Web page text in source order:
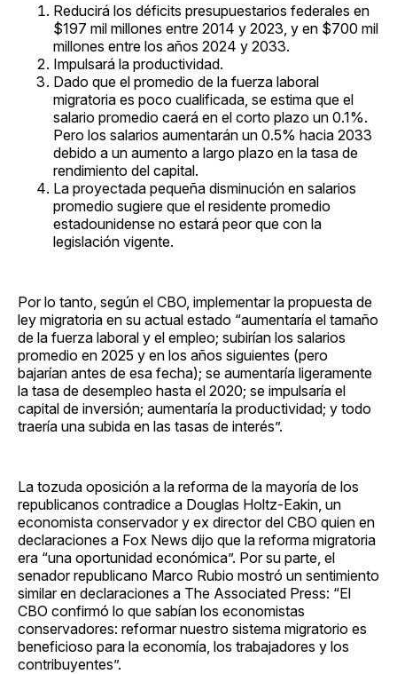
Reducirá los déficits presupuestarios federales en
$197 mil millones entre 2014 y 2023, y en $700 mil
millones entre los años 2024 y 2033.
Impulsará la productividad.
Dado que el promedio de la fuerza laboral
migratoria es poco cualificada, se estima que el
salario promedio caerá en el corto plazo un 0.1%.
Pero los salarios aumentarán un 0.5% hacia 2033
debido a un aumento a largo plazo en la tasa de
rendimiento del capital.
La proyectada pequeña disminución en salarios
promedio sugiere que el residente promedio
estadounidense no estará peor que con la
legislación vigente.
Por lo tanto, según el CBO, implementar la propuesta de
ley migratoria en su actual estado “aumentaría el tamaño
de la fuerza laboral y el empleo; subirían los salarios
promedio en 2025 y en los años siguientes (pero
bajarían antes de esa fecha); se aumentaría ligeramente
la tasa de desempleo hasta el 2020; se impulsaría el
capital de inversión; aumentaría la productividad; y todo
traería una subida en las tasas de interés”.
La tozuda oposición a la reforma de la mayoría de los
republicanos contradice a Douglas Holtz-Eakin, un
economista conservador y ex director del CBO quien en
declaraciones a Fox News dijo que la reforma migratoria
era “una oportunidad económica”. Por su parte, el
senador republicano Marco Rubio mostró un sentimiento
similar en declaraciones a The Associated Press: “El
CBO confirmó lo que sabían los economistas
conservadores: reformar nuestro sistema migratorio es
beneficioso para la economía, los trabajadores y los
contribuyentes”.